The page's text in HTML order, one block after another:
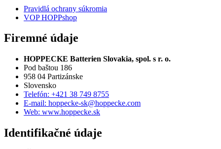
Pravidlá ochrany súkromia
VOP HOPPshop
Firemné údaje
HOPPECKE Batterien Slovakia, spol. s r. o.
Pod baštou 186
958 04 Partizánske
Slovensko
Telefón: +421 38 749 8755
E-mail: hoppecke-sk@hoppecke.com
Web: www.hoppecke.sk
Identifikačné údaje